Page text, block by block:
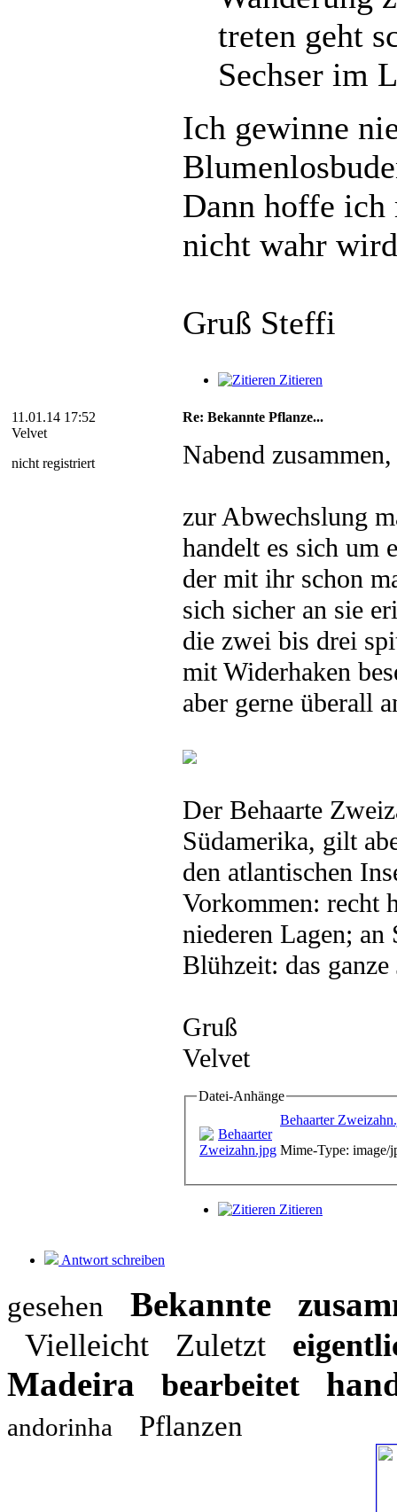
treten geht
Sechser im
Ich gewinne
Dann hoffe ich
nicht wahr
Gruß Steffi
Zitieren
11.01.14 17:52
Velvet
nicht registriert
Re: Bekannte Pflanze...
Nabend zusammen,
zur Abwechslung
handelt es sich um
der mit ihr schon
sich sicher an sie
die zwei bis drei
mit Widerhaken
aber gerne überall
Der Behaarte
Südamerika, gilt
den atlantischen
Vorkommen: recht
niederen Lagen; an
Blühzeit: das ganze
Gruß
Velvet
Datei-Anhänge
Behaarter
Mime-Type: image/
Zitieren
Antwort schreiben
gesehen Bekannte
Vielleicht Zuletzt
Madeira bearbeitet
andorinha Pflanzen